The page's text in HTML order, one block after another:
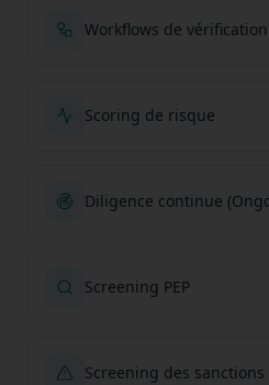
Workflows de
Scoring de risque
Diligence continue
Screening PEP
Screening des sanctions